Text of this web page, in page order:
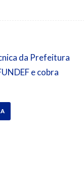
da Prefeitura
e cobra